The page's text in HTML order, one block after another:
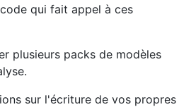
qui fait appel à ces
plusieurs packs de modèles
sur l'écriture de vos propres